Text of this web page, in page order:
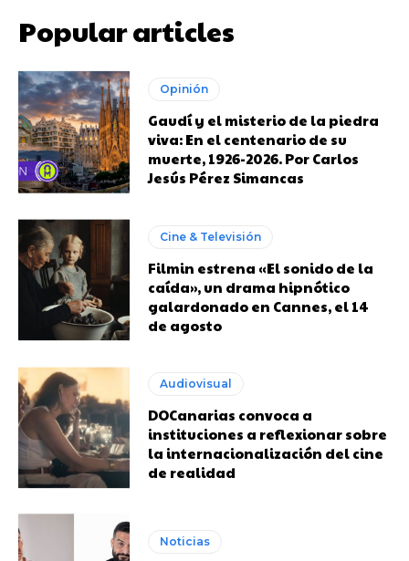
Popular articles
Opinión
Gaudí y el misterio de la piedra
viva: En el centenario de su
muerte, 1926-2026. Por Carlos
Jesús Pérez Simancas
Cine & Televisión
Filmin estrena «El sonido de la
caída», un drama hipnótico
galardonado en Cannes, el 14
de agosto
Audiovisual
DOCanarias convoca a
instituciones a reflexionar sobre
la internacionalización del cine
de realidad
Noticias